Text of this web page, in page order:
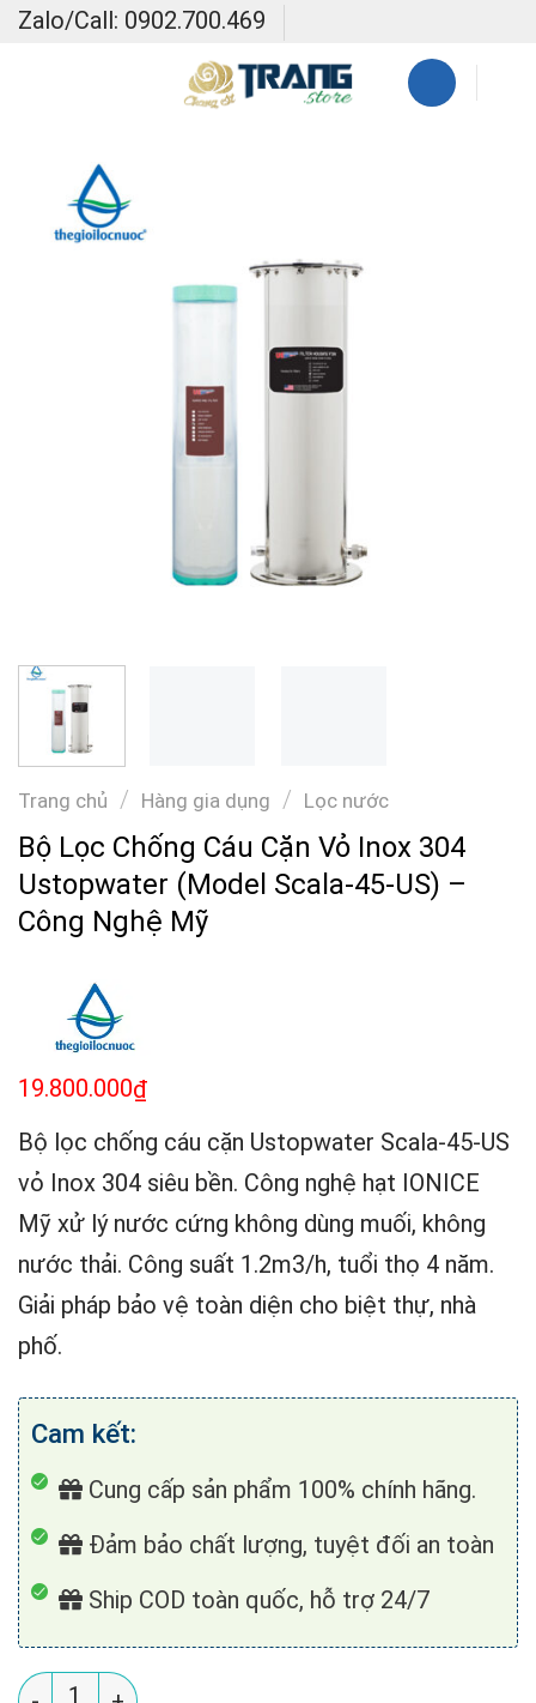
SkipZalo/Call: 0902.700.469
Trang chủ / Hàng gia dụng / Lọc nước
Bộ Lọc Chống Cáu Cặn Vỏ Inox 304
Ustopwater (Model Scala-45-US) –
Công Nghệ Mỹ
19.800.000₫
Bộ lọc chống cáu cặn Ustopwater Scala-45-US
vỏ Inox 304 siêu bền. Công nghệ hạt IONICE
Mỹ xử lý nước cứng không dùng muối, không
nước thải. Công suất 1.2m3/h, tuổi thọ 4 năm.
Giải pháp bảo vệ toàn diện cho biệt thự, nhà
phố.
Cam kết:
Cung cấp sản phẩm 100% chính hãng.
Đảm bảo chất lượng, tuyệt đối an toàn
Ship COD toàn quốc, hỗ trợ 24/7
Bộ Lọc Chống Cáu Cặn Vỏ Inox 304 Ustopwater